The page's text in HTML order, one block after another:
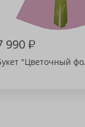
990₽
"Цветочный